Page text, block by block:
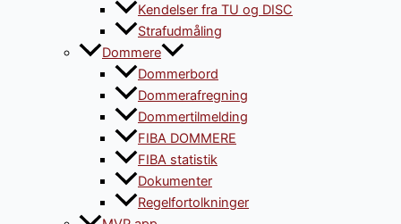
Kendelser fra TU og DISC
Strafudmåling
Dommere
Dommerbord
Dommerafregning
Dommertilmelding
FIBA DOMMERE
FIBA statistik
Dokumenter
Regelfortolkninger